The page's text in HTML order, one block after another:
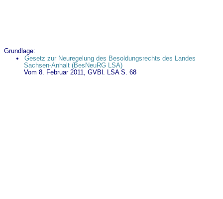
Grundlage:
Gesetz zur Neuregelung des Besoldungsrechts des Landes
Sachsen-Anhalt (BesNeuRG LSA)
Vom 8. Februar 2011, GVBl. LSA S. 68